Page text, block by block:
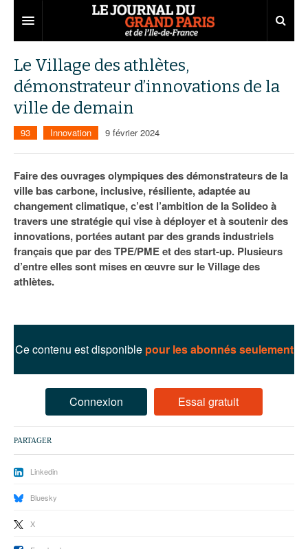
Territoires
Aménagement
Collectivités
Services urbains
Entreprises
Développement économique
Attractivité
Innovation
Transport
Marchés publics
Départements
77
78
91
92
Nominations
Portraits
Agenda
Les Assises du Grand Paris
Éditions précédentes
Le podcast
Ecouter les épisodes
Lire les résumés
Le Village des athlètes,
démonstrateur d’innovations de la
ville de demain
93 Innovation 9 février 2024
Faire des ouvrages olympiques des démonstrateurs de la
ville bas carbone, inclusive, résiliente, adaptée au
changement climatique, c’est l’ambition de la Solideo à
travers une stratégie qui vise à déployer et à soutenir des
innovations, portées autant par des grands industriels
français que par des TPE/PME et des start-up. Plusieurs
d’entre elles sont mises en œuvre sur le Village des
athlètes.
Ce contenu est disponible pour les abonnés seulement
Connexion Essai gratuit
PARTAGER
Linkedin
Bluesky
X